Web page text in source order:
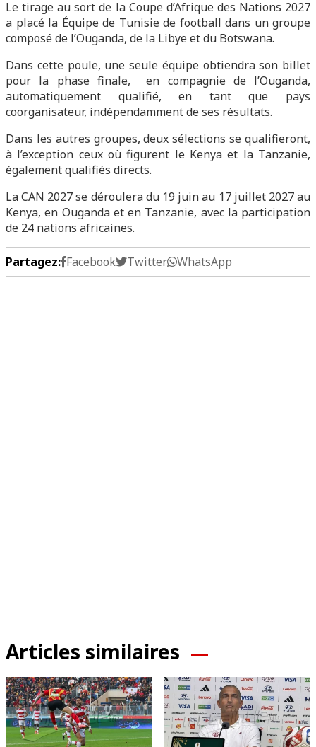
Le tirage au sort de la Coupe d’Afrique des Nations 2027
a placé la Équipe de Tunisie de football dans un groupe
composé de l’Ouganda, de la Libye et du Botswana.
Dans cette poule, une seule équipe obtiendra son billet
pour la phase finale, en compagnie de l’Ouganda,
automatiquement qualifié, en tant que pays
coorganisateur, indépendamment de ses résultats.
Dans les autres groupes, deux sélections se qualifieront,
à l’exception ceux où figurent le Kenya et la Tanzanie,
également qualifiés directs.
La CAN 2027 se déroulera du 19 juin au 17 juillet 2027 au
Kenya, en Ouganda et en Tanzanie, avec la participation
de 24 nations africaines.
Partagez: Facebook Twitter WhatsApp
Articles similaires